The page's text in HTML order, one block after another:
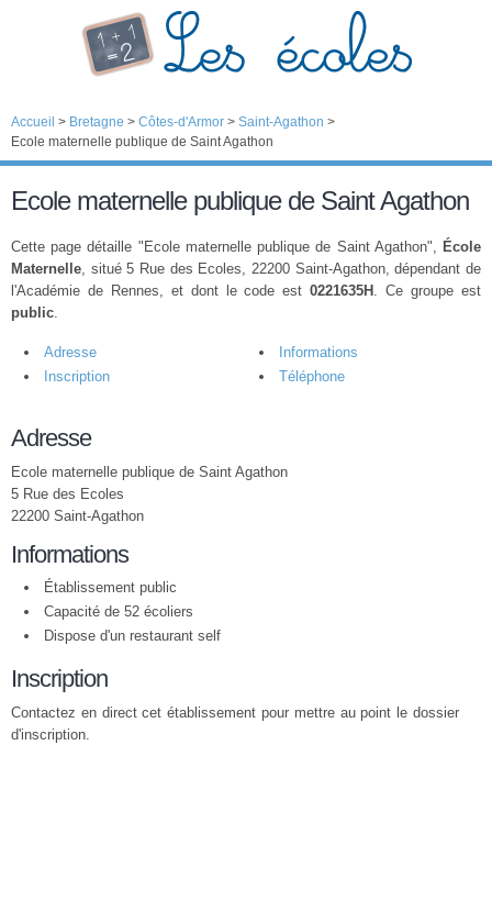
Accueil > Bretagne > Côtes-d'Armor > Saint-Agathon >
Ecole maternelle publique de Saint Agathon
Ecole maternelle publique de Saint Agathon
Cette page détaille "Ecole maternelle publique de Saint Agathon", École
Maternelle, situé 5 Rue des Ecoles, 22200 Saint-Agathon, dépendant de
l'Académie de Rennes, et dont le code est0221635H . Ce groupe est
public.
Adresse
Informations
Inscription
Téléphone
Adresse
Ecole maternelle publique de Saint Agathon
5 Rue des Ecoles
22200 Saint-Agathon
Informations
Établissement public
Capacité de 52 écoliers
Dispose d'un restaurant self
Inscription
Contactez en direct cet établissement pour mettre au point le dossier
d'inscription.